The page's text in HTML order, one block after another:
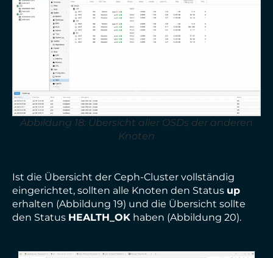
Abbildung 18: Übersicht aller OSDs der anderen
Knoten
Ist die Übersicht der Ceph-Cluster vollständig
eingerichtet, sollten alle Knoten den Status up
erhalten (Abbildung 19) und die Übersicht sollte
den Status HEALTH_OK haben (Abbildung 20).